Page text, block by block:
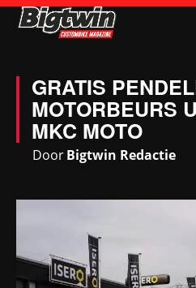
GRATIS
MOTORBEURS
MKC MOTO
DoorBigtwin Redactie